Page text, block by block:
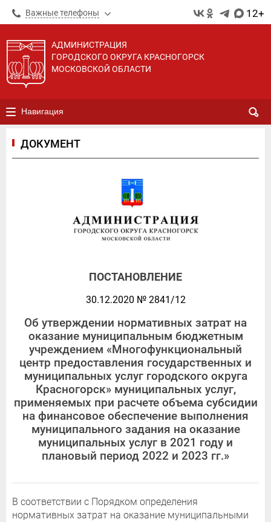
Важные телефоны 12+
АДМИНИСТРАЦИЯ
ГОРОДСКОГО ОКРУГА КРАСНОГОРСК
МОСКОВСКОЙ ОБЛАСТИ
Навигация
ДОКУМЕНТ
ПОСТАНОВЛЕНИЕ
30.12.2020 № 2841/12
Об утверждении нормативных затрат на
оказание муниципальным бюджетным
учреждением «Многофункциональный
центр предоставления государственных и
муниципальных услуг городского округа
Красногорск» муниципальных услуг,
применяемых при расчете объема субсидии
на финансовое обеспечение выполнения
муниципального задания на оказание
муниципальных услуг в 2021 году и
плановый период 2022 и 2023 гг.»
В соответствии с Порядком определения
нормативных затрат на оказание муниципальными